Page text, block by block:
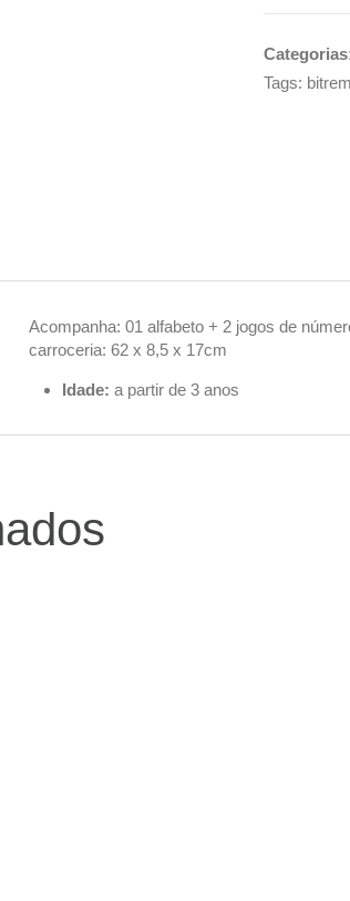
Tags:
Acompanha: 01 alfabeto + 2 jogos de
carroceria: 62 x 8,5 x 17cm
Idade:a partir de 3 anos